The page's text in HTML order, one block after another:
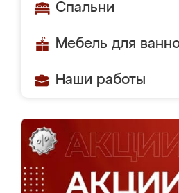
Спальни
Мебель для
Наши работы